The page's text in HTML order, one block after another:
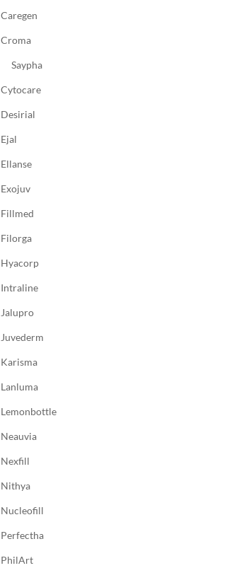
Caregen
Croma
Saypha
Cytocare
Desirial
Ejal
Ellanse
Exojuv
Fillmed
Filorga
Hyacorp
Intraline
Jalupro
Juvederm
Karisma
Lanluma
Lemonbottle
Neauvia
Nexfill
Nithya
Nucleofill
Perfectha
PhilArt